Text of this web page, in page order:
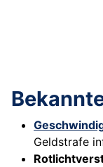
Geldstrafe